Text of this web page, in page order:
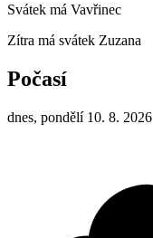
Svátek má Vavřinec
Zítra má svátek Zuzana
Počasí
dnes, pondělí 10. 8. 2026